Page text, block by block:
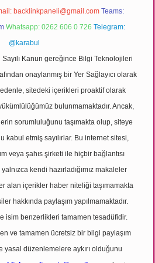
backlinkpaneli@gmail.com Teams:
Whatsapp: 0262 606 0 726 Telegram:
@karabul
Kanun gereğince Bilgi Teknolojileri
onaylanmış bir Yer Sağlayıcı olarak
sitedeki içerikleri proaktif olarak
bulunmamaktadır. Ancak,
sorumluluğunu taşımakta olup, siteye
kabul etmiş sayılırlar. Bu internet sitesi,
veya şahıs şirketi ile hiçbir bağlantısı
kendi hazırladığımız makaleler
alan içerikler haber niteliği taşımamakta
hakkında paylaşım yapılmamaktadır.
isim benzerlikleri tamamen tesadüfidir.
ve tamamen ücretsiz bir bilgi paylaşım
yasal düzenlemelere aykırı olduğunu